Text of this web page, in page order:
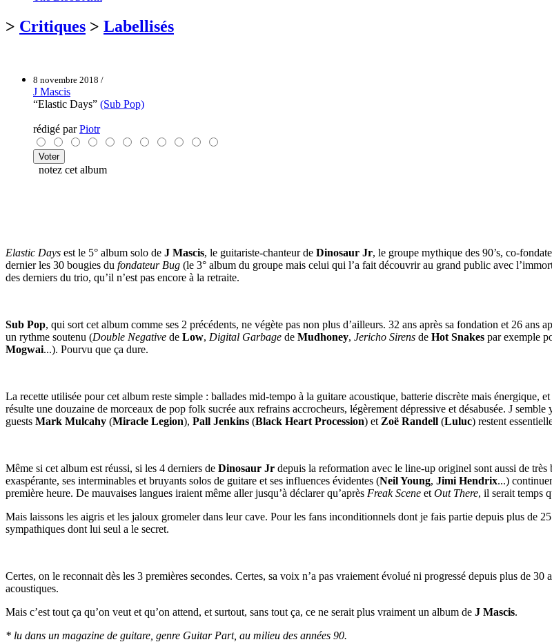
> Critiques > Labellisés
8 novembre 2018 /
J Mascis
“Elastic Days” (Sub Pop)
rédigé parPiotr
notez cet album
Elastic Days est le 5° album solo de J Mascis, le guitariste-chanteur de Dinosaur Jr, le groupe mythique des 90’s, co-
dernier les 30 bougies du fondateur Bug (le 3° album du groupe mais celui qui l’a fait découvrir au grand public avec
des derniers du trio, qu’il n’est pas encore à la retraite.
Sub Pop, qui sort cet album comme ses 2 précédents, ne végète pas non plus d’ailleurs. 32 ans après sa fondation et 26 ans
un rythme soutenu (Double Negative de Low, Digital Garbage de Mudhoney, Jericho Sirens de Hot Snakes par exemple
Mogwai...). Pourvu que ça dure.
La recette utilisée pour cet album reste simple : ballades mid-tempo à la guitare acoustique, batterie discrète mais énergique,
résulte une douzaine de morceaux de pop folk sucrée aux refrains accrocheurs, légèrement dépressive et désabusée. J
guests Mark Mulcahy (Miracle Legion), Pall Jenkins (Black Heart Procession) et Zoë Randell (Luluc) restent
Même si cet album est réussi, si les 4 derniers de Dinosaur Jr depuis la reformation avec le line-up originel sont aussi de
exaspérante, ses interminables et bruyants solos de guitare et ses influences évidentes (Neil Young, Jimi Hendrix...)
première heure. De mauvaises langues iraient même aller jusqu’à déclarer qu’après Freak Scene et Out There, il serait temps
Mais laissons les aigris et les jaloux gromeler dans leur cave. Pour les fans inconditionnels dont je fais partie depuis plus de
sympathiques dont lui seul a le secret.
Certes, on le reconnait dès les 3 premières secondes. Certes, sa voix n’a pas vraiement évolué ni progressé depuis plus de 30
acoustiques.
Mais c’est tout ça qu’on veut et qu’on attend, et surtout, sans tout ça, ce ne serait plus vraiment un album de J Mascis.
* lu dans un magazine de guitare, genre Guitar Part, au milieu des années 90.